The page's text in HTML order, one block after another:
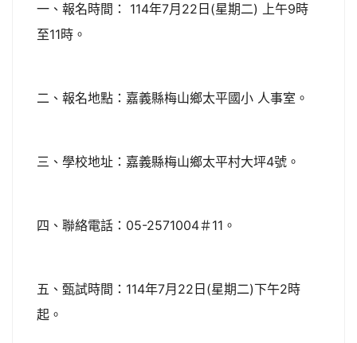
一、報名時間： 114年7月22日(星期二) 上午9時
至11時。
二、報名地點：嘉義縣梅山鄉太平國小 人事室。
三、學校地址：嘉義縣梅山鄉太平村大坪4號。
四、聯絡電話：05-2571004＃11。
五、甄試時間：114年7月22日(星期二)下午2時
起。